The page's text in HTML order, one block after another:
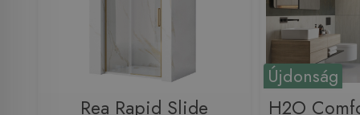
Rea Rapid Slide
Újdonság
H2O